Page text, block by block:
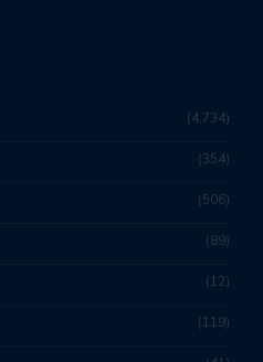
4,734
354
506
89
12
119